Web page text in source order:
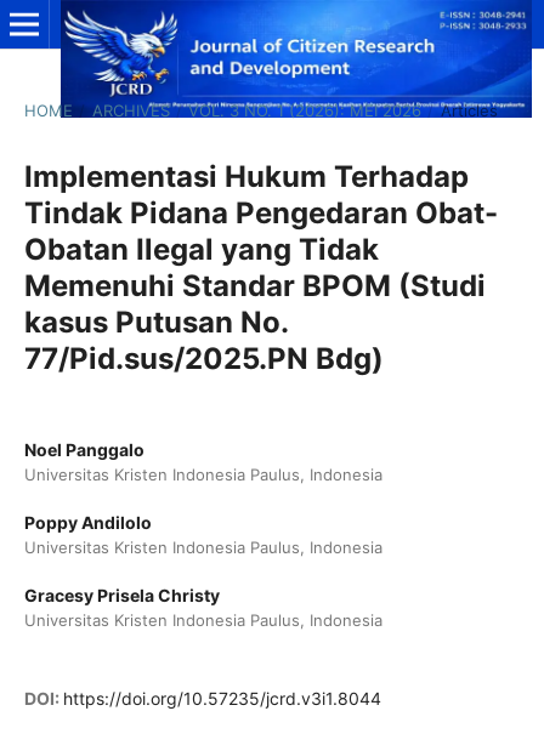
HOME / ARCHIVES / VOL. 3 NO. 1 (2026): MEI 2026 / Articles
Implementasi Hukum Terhadap
Tindak Pidana Pengedaran Obat-
Obatan Ilegal yang Tidak
Memenuhi Standar BPOM (Studi
kasus Putusan No.
77/Pid.sus/2025.PN Bdg)
Noel Panggalo
Universitas Kristen Indonesia Paulus, Indonesia
Poppy Andilolo
Universitas Kristen Indonesia Paulus, Indonesia
Gracesy Prisela Christy
Universitas Kristen Indonesia Paulus, Indonesia
DOI: https://doi.org/10.57235/jcrd.v3i1.8044